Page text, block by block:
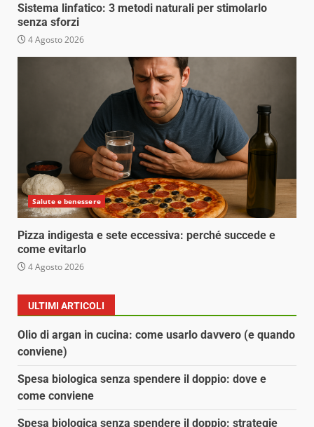
Sistema linfatico: 3 metodi naturali per stimolarlo
senza sforzi
4 Agosto 2026
Salute e benessere
Pizza indigesta e sete eccessiva: perché succede e
come evitarlo
4 Agosto 2026
ULTIMI ARTICOLI
Olio di argan in cucina: come usarlo davvero (e quando
conviene)
Spesa biologica senza spendere il doppio: dove e
come conviene
Spesa biologica senza spendere il doppio: strategie